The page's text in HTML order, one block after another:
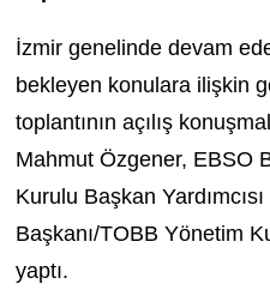
İzmir genelinde devam
bekleyen konulara ilişkin
toplantının açılış
Mahmut Özgener, EBSO
Kurulu Başkan
Başkanı/TOBB Yönetim
yaptı.